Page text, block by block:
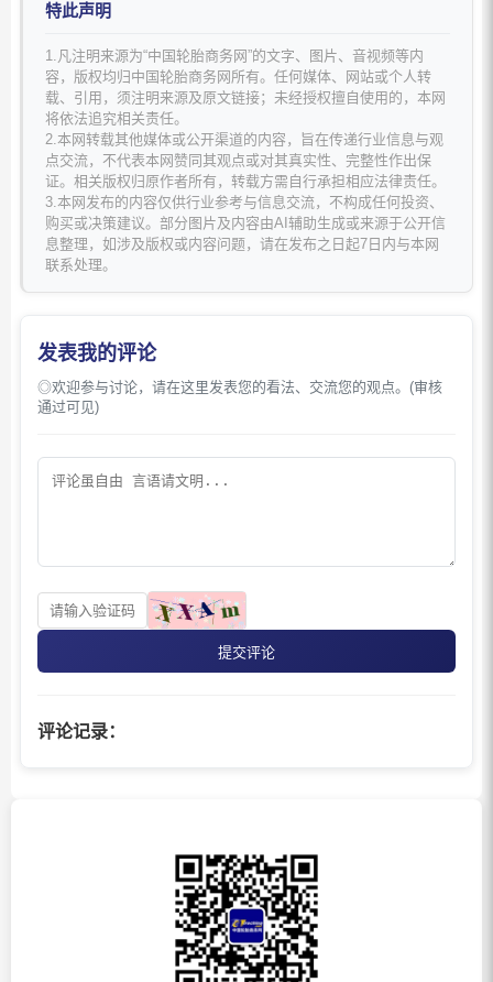
特此声明
1.凡注明来源为“中国轮胎商务网”的文字、图片、音视频等内
容，版权均归中国轮胎商务网所有。任何媒体、网站或个人转
载、引用，须注明来源及原文链接；未经授权擅自使用的，本网
将依法追究相关责任。
2.本网转载其他媒体或公开渠道的内容，旨在传递行业信息与观
点交流，不代表本网赞同其观点或对其真实性、完整性作出保
证。相关版权归原作者所有，转载方需自行承担相应法律责任。
3.本网发布的内容仅供行业参考与信息交流，不构成任何投资、
购买或决策建议。部分图片及内容由AI辅助生成或来源于公开信
息整理，如涉及版权或内容问题，请在发布之日起7日内与本网
联系处理。
发表我的评论
◎欢迎参与讨论，请在这里发表您的看法、交流您的观点。(审核
通过可见)
提交评论
评论记录：